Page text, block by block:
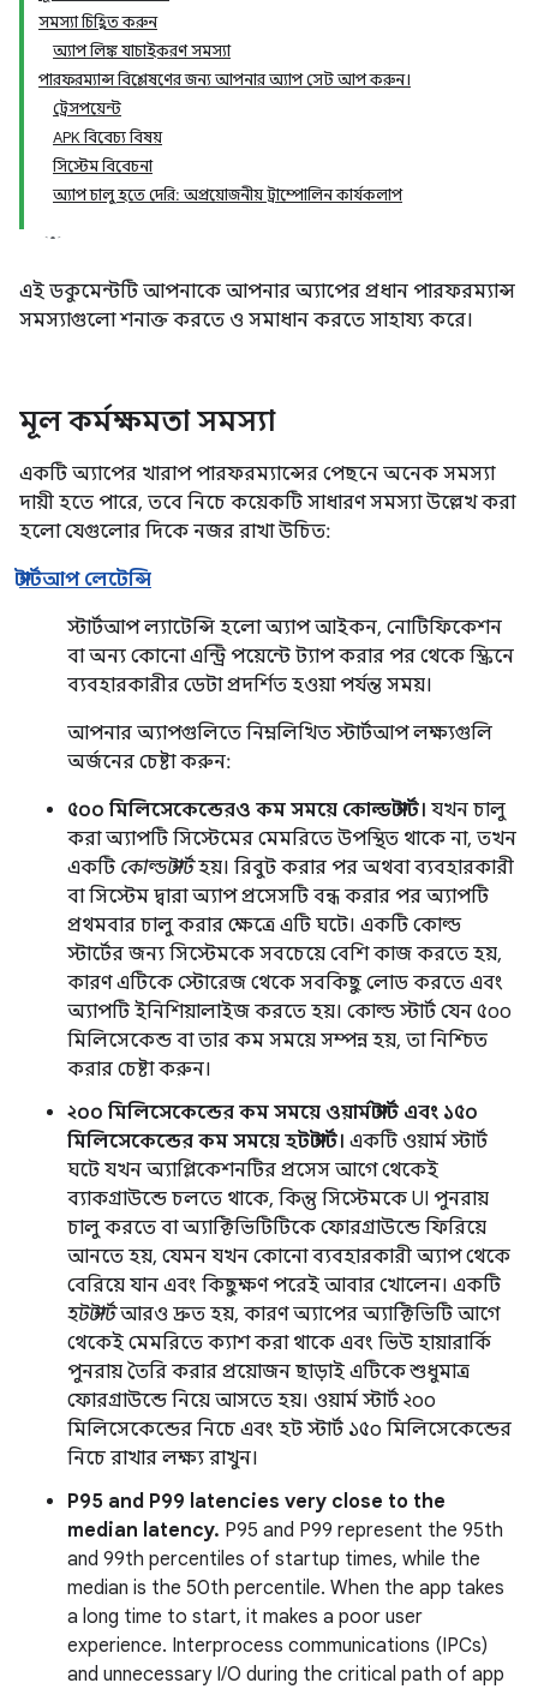
সমস্যা চিহ্নিত করুন
অ্যাপ লিঙ্ক যাচাইকরণ সমস্যা
পারফরম্যান্স বিশ্লেষণের জন্য আপনার অ্যাপ সেট আপ করুন।
ট্রেসপয়েন্ট
APK বিবেচ্য বিষয়
সিস্টেম বিবেচনা
অ্যাপ চালু হতে দেরি: অপ্রয়োজনীয় ট্রাম্পোলিন কার্যকলাপ
এই ডকুমেন্টটি আপনাকে আপনার অ্যাপের প্রধান পারফরম্যান্স
সমস্যাগুলো শনাক্ত করতে ও সমাধান করতে সাহায্য করে।
মূল কর্মক্ষমতা সমস্যা
একটি অ্যাপের খারাপ পারফরম্যান্সের পেছনে অনেক সমস্যা
দায়ী হতে পারে, তবে নিচে কয়েকটি সাধারণ সমস্যা উল্লেখ করা
হলো যেগুলোর দিকে নজর রাখা উচিত:
স্টার্টআপ লেটেন্সি
স্টার্টআপ ল্যাটেন্সি হলো অ্যাপ আইকন, নোটিফিকেশন
বা অন্য কোনো এন্ট্রি পয়েন্টে ট্যাপ করার পর থেকে স্ক্রিনে
ব্যবহারকারীর ডেটা প্রদর্শিত হওয়া পর্যন্ত সময়।
আপনার অ্যাপগুলিতে নিম্নলিখিত স্টার্টআপ লক্ষ্যগুলি
অর্জনের চেষ্টা করুন:
৫০০ মিলিসেকেন্ডেরও কম সময়ে কোল্ড স্টার্ট। যখন চালু
করা অ্যাপটি সিস্টেমের মেমরিতে উপস্থিত থাকে না, তখন
একটি কোল্ড স্টার্টহয়। রিবুট করার পর অথবা ব্যবহারকারী
বা সিস্টেম দ্বারা অ্যাপ প্রসেসটি বন্ধ করার পর অ্যাপটি
প্রথমবার চালু করার ক্ষেত্রে এটি ঘটে। একটি কোল্ড
স্টার্টের জন্য সিস্টেমকে সবচেয়ে বেশি কাজ করতে হয়,
কারণ এটিকে স্টোরেজ থেকে সবকিছু লোড করতে এবং
অ্যাপটি ইনিশিয়ালাইজ করতে হয়। কোল্ড স্টার্ট যেন ৫০০
মিলিসেকেন্ড বা তার কম সময়ে সম্পন্ন হয়, তা নিশ্চিত
করার চেষ্টা করুন।
২০০ মিলিসেকেন্ডের কম সময়ে ওয়ার্ম স্টার্ট এবং ১৫০
মিলিসেকেন্ডের কম সময়ে হট স্টার্ট। একটি ওয়ার্ম স্টার্ট
ঘটে যখন অ্যাপ্লিকেশনটির প্রসেস আগে থেকেই
ব্যাকগ্রাউন্ডে চলতে থাকে, কিন্তু সিস্টেমকে UI পুনরায়
চালু করতে বা অ্যাক্টিভিটিটিকে ফোরগ্রাউন্ডে ফিরিয়ে
আনতে হয়, যেমন যখন কোনো ব্যবহারকারী অ্যাপ থেকে
বেরিয়ে যান এবং কিছুক্ষণ পরেই আবার খোলেন। একটি
হট স্টার্টআরও দ্রুত হয়, কারণ অ্যাপের অ্যাক্টিভিটি আগে
থেকেই মেমরিতে ক্যাশ করা থাকে এবং ভিউ হায়ারার্কি
পুনরায় তৈরি করার প্রয়োজন ছাড়াই এটিকে শুধুমাত্র
ফোরগ্রাউন্ডে নিয়ে আসতে হয়। ওয়ার্ম স্টার্ট ২০০
মিলিসেকেন্ডের নিচে এবং হট স্টার্ট ১৫০ মিলিসেকেন্ডের
নিচে রাখার লক্ষ্য রাখুন।
P95 and P99 latencies very close to the
median latency. P95 and P99 represent the 95th
and 99th percentiles of startup times, while the
median is the 50th percentile. When the app takes
a long time to start, it makes a poor user
experience. Interprocess communications (IPCs)
and unnecessary I/O during the critical path of app